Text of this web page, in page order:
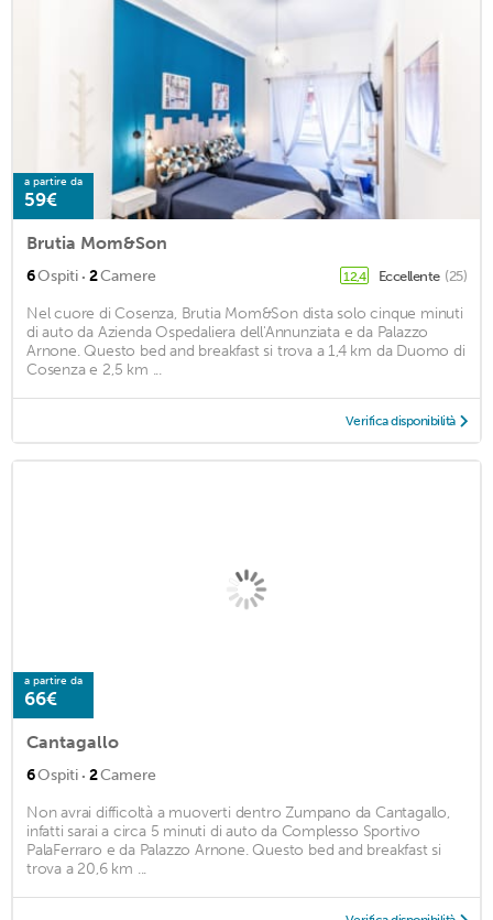
a partire da
59€
Brutia Mom&Son
6Ospiti · 2Camere 12,4 Eccellente (25)
Nel cuore di Cosenza, Brutia Mom&Son dista solo cinque minuti
di auto da Azienda Ospedaliera dell'Annunziata e da Palazzo
Arnone. Questo bed and breakfast si trova a 1,4 km da Duomo di
Cosenza e 2,5 km ...
Verifica disponibilità
a partire da
66€
Cantagallo
6Ospiti · 2Camere
Non avrai difficoltà a muoverti dentro Zumpano da Cantagallo,
infatti sarai a circa 5 minuti di auto da Complesso Sportivo
PalaFerraro e da Palazzo Arnone. Questo bed and breakfast si
trova a 20,6 km ...